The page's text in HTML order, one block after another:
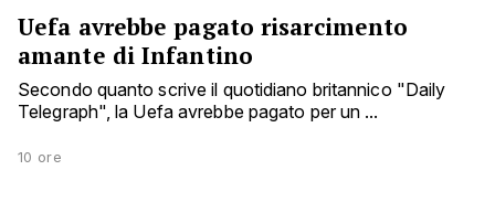
Uefa avrebbe pagato risarcimento
amante di Infantino
Secondo quanto scrive il quotidiano britannico "Daily
Telegraph", la Uefa avrebbe pagato per un ...
10 ore